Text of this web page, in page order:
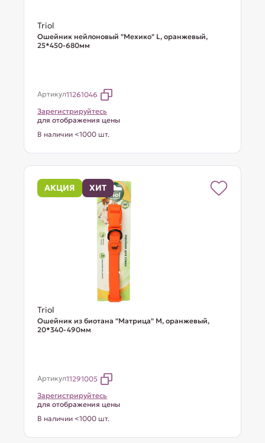
Triol
Ошейник нейлоновый "Мехико" L, оранжевый,
25*450-680мм
Артикул11261046
Зарегистрируйтесь
для отображения цены
В наличии <1000 шт.
АКЦИЯ ХИТ
Triol
Ошейник из биотана "Матрица" M, оранжевый,
20*340-490мм
Артикул11291005
Зарегистрируйтесь
для отображения цены
В наличии <1000 шт.